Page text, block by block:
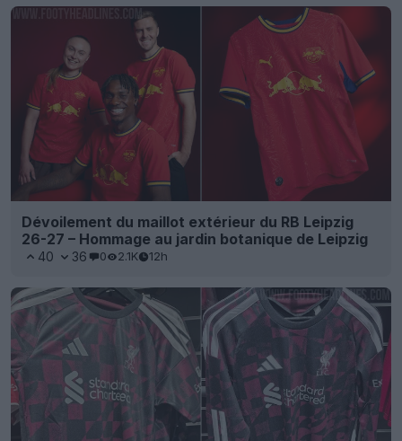
Dévoilement du maillot extérieur du RB Leipzig
26-27 – Hommage au jardin botanique de Leipzig
40 36 0 2.1K 12h